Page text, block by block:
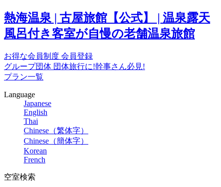
熱海温泉 | 古屋旅館【公式】 | 温泉露天
風呂付き客室が自慢の老舗温泉旅館
お得な会員制度 会員登録
グループ団体 団体旅行に!幹事さん必見!
プラン一覧
Language
Japanese
English
Thai
Chinese（繁体字）
Chinese（簡体字）
Korean
French
空室検索